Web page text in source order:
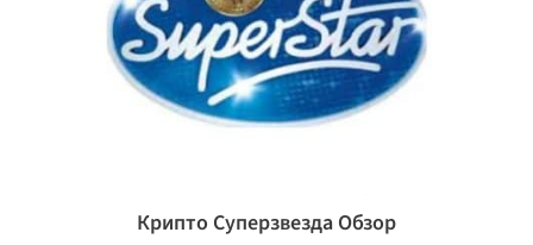
Крипто Суперзвезда Обзор